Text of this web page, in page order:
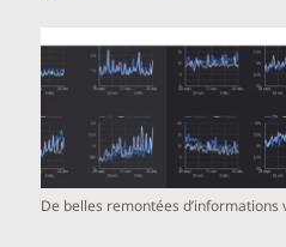
De belles remontées d’informations